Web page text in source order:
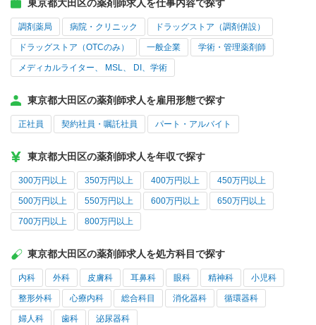
東京都大田区の薬剤師求人を仕事内容で探す
調剤薬局 病院・クリニック ドラッグストア（調剤併設）
ドラッグストア（OTCのみ） 一般企業 学術・管理薬剤師
メディカルライター、 MSL、 DI、学術
東京都大田区の薬剤師求人を雇用形態で探す
正社員 契約社員・嘱託社員 パート・アルバイト
東京都大田区の薬剤師求人を年収で探す
300万円以上 350万円以上 400万円以上 450万円以上
500万円以上 550万円以上 600万円以上 650万円以上
700万円以上 800万円以上
東京都大田区の薬剤師求人を処方科目で探す
内科 外科 皮膚科 耳鼻科 眼科 精神科 小児科
整形外科 心療内科 総合科目 消化器科 循環器科
婦人科 歯科 泌尿器科